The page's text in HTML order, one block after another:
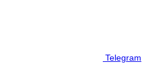
Telegram